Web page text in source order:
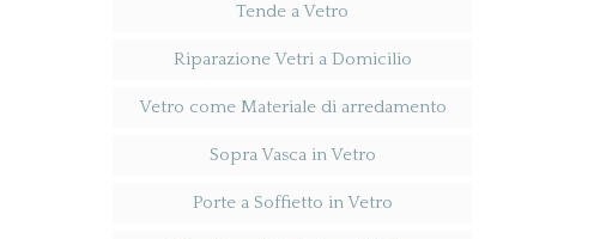
Tende a Vetro
Riparazione Vetri a Domicilio
Vetro come Materiale di arredamento
Sopra Vasca in Vetro
Porte a Soffietto in Vetro